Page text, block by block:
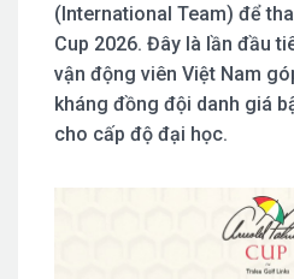
(International Team) để
Cup 2026. Đây là lần đầu
vận động viên Việt Nam
kháng đồng đội danh giá
cho cấp độ đại học.